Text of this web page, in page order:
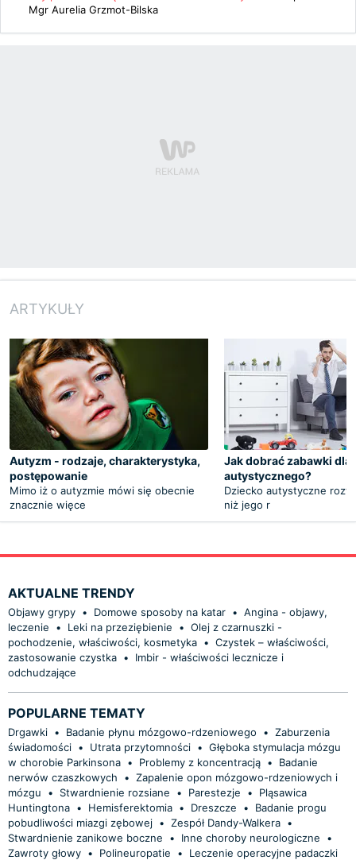
Mgr Aurelia Grzmot-Bilska
ARTYKUŁY
Autyzm - rodzaje, charakterystyka,
postępowanie
Mimo iż o autyzmie mówi się obecnie
znacznie więce
Jak dobrać zabawki dla
autystycznego?
Dziecko autystyczne
niż jego r
AKTUALNE TRENDY
Objawy grypy • Domowe sposoby na katar • Angina - objawy,
leczenie
• Leki na przeziębienie • Olej z czarnuszki -
pochodzenie, właściwości, kosmetyka • Czystek – właściwości,
zastosowanie czystka •
Imbir - właściwości lecznicze i
odchudzające
POPULARNE TEMATY
Drgawki • Badanie płynu mózgowo-rdzeniowego • Zaburzenia
świadomości • Utrata przytomności • Głęboka stymulacja mózgu
w chorobie Parkinsona • Problemy z koncentracją •
Badanie
nerwów czaszkowych
• Zapalenie opon mózgowo-rdzeniowych i
mózgu
• Stwardnienie rozsiane • Parestezje •
Pląsawica
Huntingtona • Hemisferektomia • Dreszcze •
Badanie progu
pobudliwości miazgi zębowej • Zespół Dandy-Walkera •
Stwardnienie zanikowe boczne
• Inne choroby neurologiczne
•
Zawroty głowy • Polineuropatie •
Leczenie operacyjne padaczki